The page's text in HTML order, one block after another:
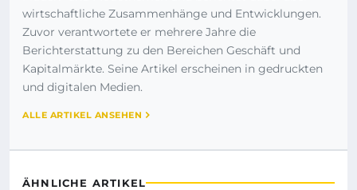
wirtschaftliche Zusammenhänge und Entwicklungen.
Zuvor verantwortete er mehrere Jahre die
Berichterstattung zu den Bereichen Geschäft und
Kapitalmärkte. Seine Artikel erscheinen in gedruckten
und digitalen Medien.
ALLE ARTIKEL ANSEHEN
ÄHNLICHE ARTIKEL